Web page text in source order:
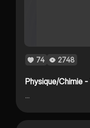
74 2748
Physique/Chimie -
...